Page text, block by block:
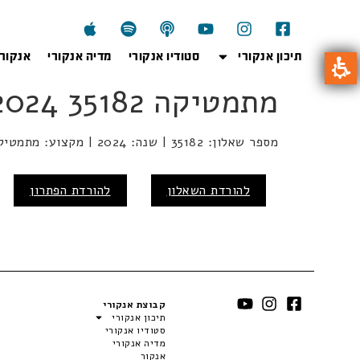
תיכון אנקורי סטודיו אנקורי מדיה אנקורי
מתמטיקה 35182 2024 801
מספר שאלון: 35182 | שנה: 2024 | מקצוע: מתמטיקה | מועד: חורף
להורדת השאלון להורדת הפתרון
קבוצת אנקורי
תיכון אנקורי
סטודיו אנקורי
מדיה אנקורי
אנקור